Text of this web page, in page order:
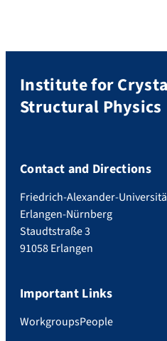
Institute for
Structural Physics
Contact and Directions
Friedrich-Alexander-
Erlangen-Nürnberg
Staudtstraße 3
91058 Erlangen
Important Links
WorkgroupsPeople